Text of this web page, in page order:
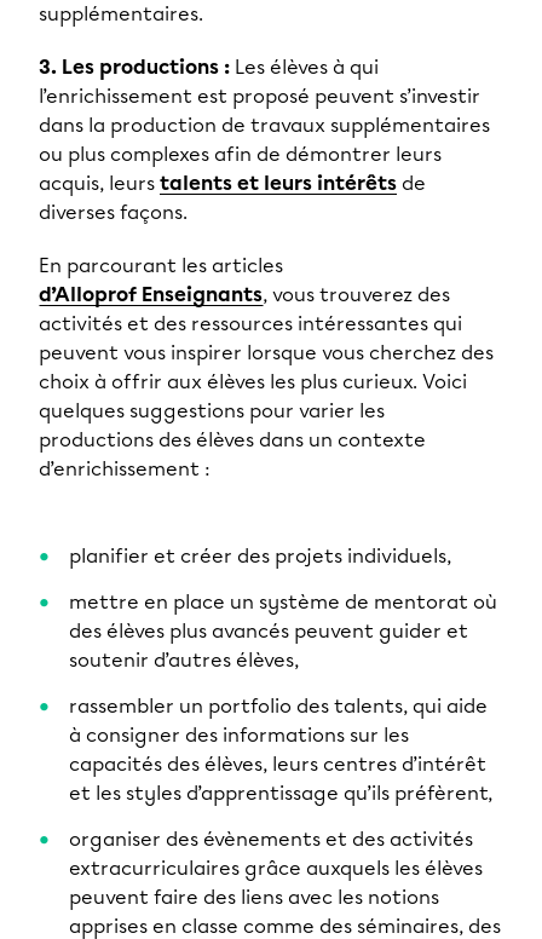
supplémentaires.
3. Les productions : Les élèves à qui
l’enrichissement est proposé peuvent s’investir
dans la production de travaux supplémentaires
ou plus complexes afin de démontrer leurs
acquis, leurs talents et leurs intérêts de
diverses façons.
En parcourant les articles
d’Alloprof Enseignants, vous trouverez des
activités et des ressources intéressantes qui
peuvent vous inspirer lorsque vous cherchez des
choix à offrir aux élèves les plus curieux. Voici
quelques suggestions pour varier les
productions des élèves dans un contexte
d’enrichissement :
planifier et créer des projets individuels,
mettre en place un système de mentorat où
des élèves plus avancés peuvent guider et
soutenir d’autres élèves,
rassembler un portfolio des talents, qui aide
à consigner des informations sur les
capacités des élèves, leurs centres d’intérêt
et les styles d’apprentissage qu’ils préfèrent,
organiser des évènements et des activités
extracurriculaires grâce auxquels les élèves
peuvent faire des liens avec les notions
apprises en classe comme des séminaires, des